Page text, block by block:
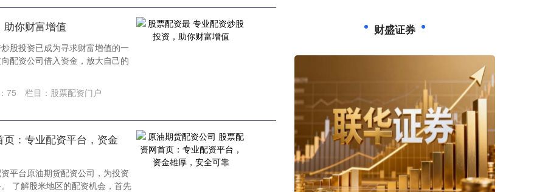
你财富增值
股投资已成为寻求财富增值的一
配资公司借入资金，放大自己的
75 栏目： 股票配资门户
：专业配资平台，资金
平台原油期货配资公司，为投资
了解股米地区的配资机会，首先
财盛证券